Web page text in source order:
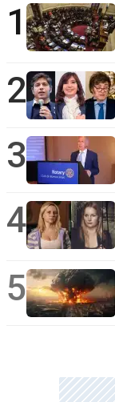
1
2
3
4
5